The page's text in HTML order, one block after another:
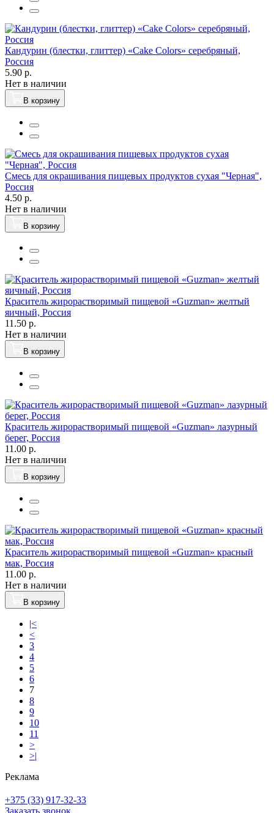
Кандурин (блестки, глиттер) «Cake Colors» серебряный,
Россия
5.90 р.
Нет в наличии
В корзину
Смесь для окрашивания пищевых продуктов сухая "Черная",
Россия
4.50 р.
Нет в наличии
В корзину
Краситель жирорастворимый пищевой «Guzman» желтый
яичный, Россия
11.50 р.
Нет в наличии
В корзину
Краситель жирорастворимый пищевой «Guzman» лазурный
берег, Россия
11.00 р.
Нет в наличии
В корзину
Краситель жирорастворимый пищевой «Guzman» красный
мак, Россия
11.00 р.
Нет в наличии
В корзину
|<
<
3
4
5
6
7
8
9
10
11
>
>|
Реклама
+375 (33) 917-32-33
Заказать звонок